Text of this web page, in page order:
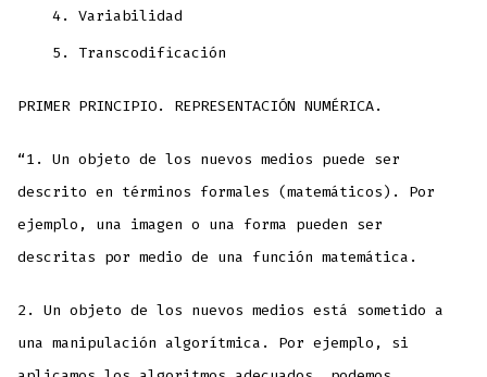
Variabilidad
Transcodificación
PRIMER PRINCIPIO. REPRESENTACIÓN NUMÉRICA.
“1. Un objeto de los nuevos medios puede ser
descrito en términos formales (matemáticos). Por
ejemplo, una imagen o una forma pueden ser
descritas por medio de una función matemática.
2. Un objeto de los nuevos medios está sometido a
una manipulación algorítmica. Por ejemplo, si